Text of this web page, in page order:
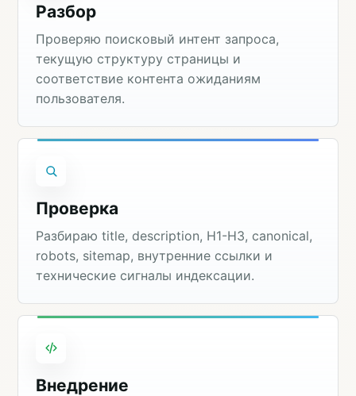
Разбор
Проверяю поисковый интент запроса,
текущую структуру страницы и
соответствие контента ожиданиям
пользователя.
Проверка
Разбираю title, description, H1-H3, canonical,
robots, sitemap, внутренние ссылки и
технические сигналы индексации.
Внедрение